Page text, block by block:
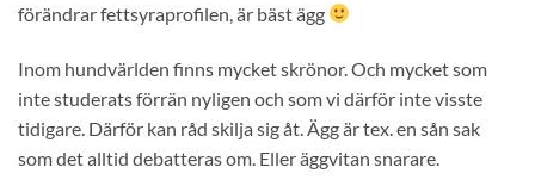
förändrar fettsyraprofilen, är bäst ägg
Inom hundvärlden finns mycket skrönor. Och mycket som
inte studerats förrän nyligen och som vi därför inte visste
tidigare. Därför kan råd skilja sig åt. Ägg är tex. en sån sak
som det alltid debatteras om. Eller äggvitan snarare.